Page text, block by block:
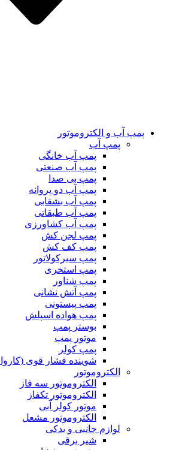
پمپ آب و الکتروموتور
پمپ آب
پمپ آب خانگی
پمپ آب صنعتی
پمپ بی صدا
پمپ آب دو پروانه
پمپ آب بشقابی
پمپ آب طبقاتی
پمپ آب کشاورزی
پمپ لجن کش
پمپ کف کش
پمپ سیرکولاتور
پمپ استخری
پمپ شناور
پمپ آتش نشانی
پمپ پیستونی
پمپ هواده اسپلش
بوستر پمپ
موتور پمپ
پمپ کولر
شوینده فشار قوی
الکتروموتور
الکتروموتور سه فاز
الکتروموتور تکفاز
موتور کولر آبی
الکتروموتور مشعل
لوازم جانبی و یدکی
شیر برقی